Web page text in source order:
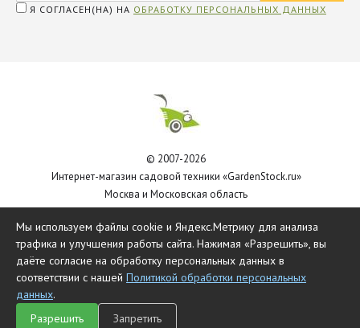
Я СОГЛАСЕН(НА) НА ОБРАБОТКУ ПЕРСОНАЛЬНЫХ ДАННЫХ
© 2007-2026
Интернет-магазин садовой техники «GardenStock.ru»
Москва и Московская область
Мы используем файлы cookie и Яндекс.Метрику для анализа
трафика и улучшения работы сайта. Нажимая «Разрешить», вы
даёте согласие на обработку персональных данных в
соответствии с нашей Политикой обработки персональных
данных.
Разрешить
Запретить